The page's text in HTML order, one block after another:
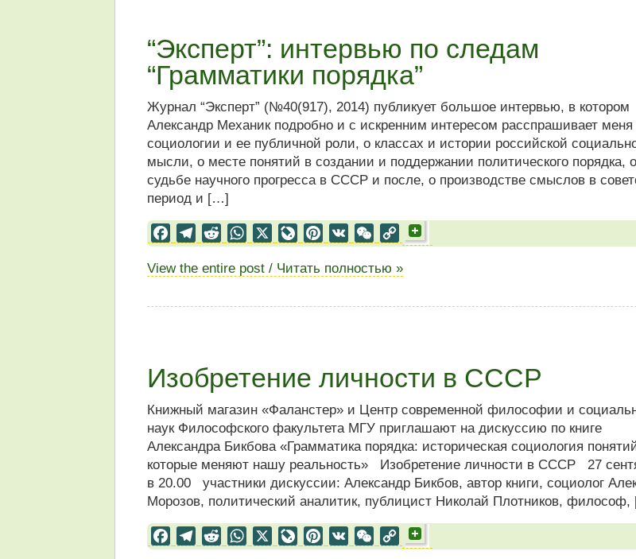
“Эксперт”: интервью по следам
“Грамматики порядка”
Журнал “Эксперт” (№40(917), 2014) публикует большое интервью, в котором
Александр Механик подробно и с искренним интересом расспрашивает меня
социологии и ее публичной роли, о классах и истории российской
мысли, о месте понятий в создании и поддержании политического порядка, о
судьбе научного прогресса в СССР и после, о производстве смыслов в
период и […]
FacebookTelegramRedditWhatsApp LiveJournal
Pinterest
VK WeChat
Copy
View the entire post / Читать полностью »
Изобретение личности в СССР
Книжный магазин «Фаланстер» и Центр современной философии и
наук Философского факультета МГУ приглашают на дискуссию по книге
Александра Бикбова «Грамматика порядка: историческая социология
которые меняют нашу реальность» Изобретение личности в СССР 27
в 20.00 участники дискуссии: Александр Бикбов, автор книги, социолог
Морозов, политический аналитик, публицист Николай Плотников,
FacebookTelegramRedditWhatsApp LiveJournal
Pinterest
VK WeChat
Copy